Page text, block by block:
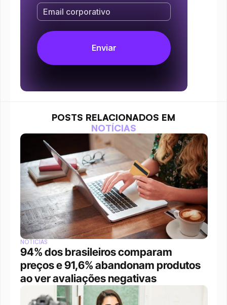
POSTS RELACIONADOS EM
NOTÍCIAS
NOTÍCIAS
94% dos brasileiros comparam
preços e 91,6% abandonam produtos
ao ver avaliações negativas